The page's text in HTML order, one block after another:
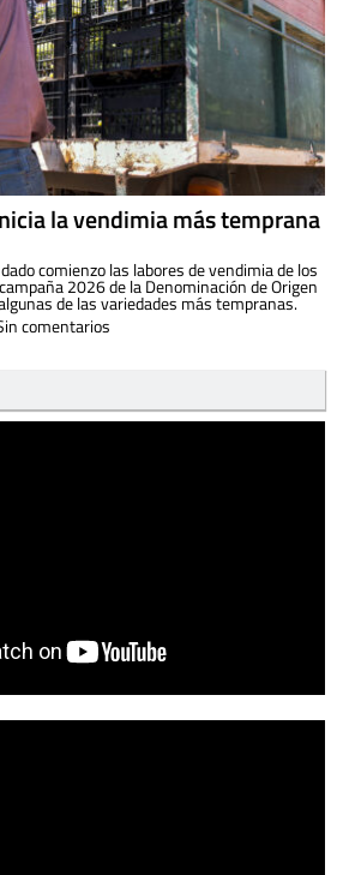
la vendimia más temprana
comienzo las labores de vendimia de los
2026 de la Denominación de Origen
de las variedades más tempranas.
comentarios